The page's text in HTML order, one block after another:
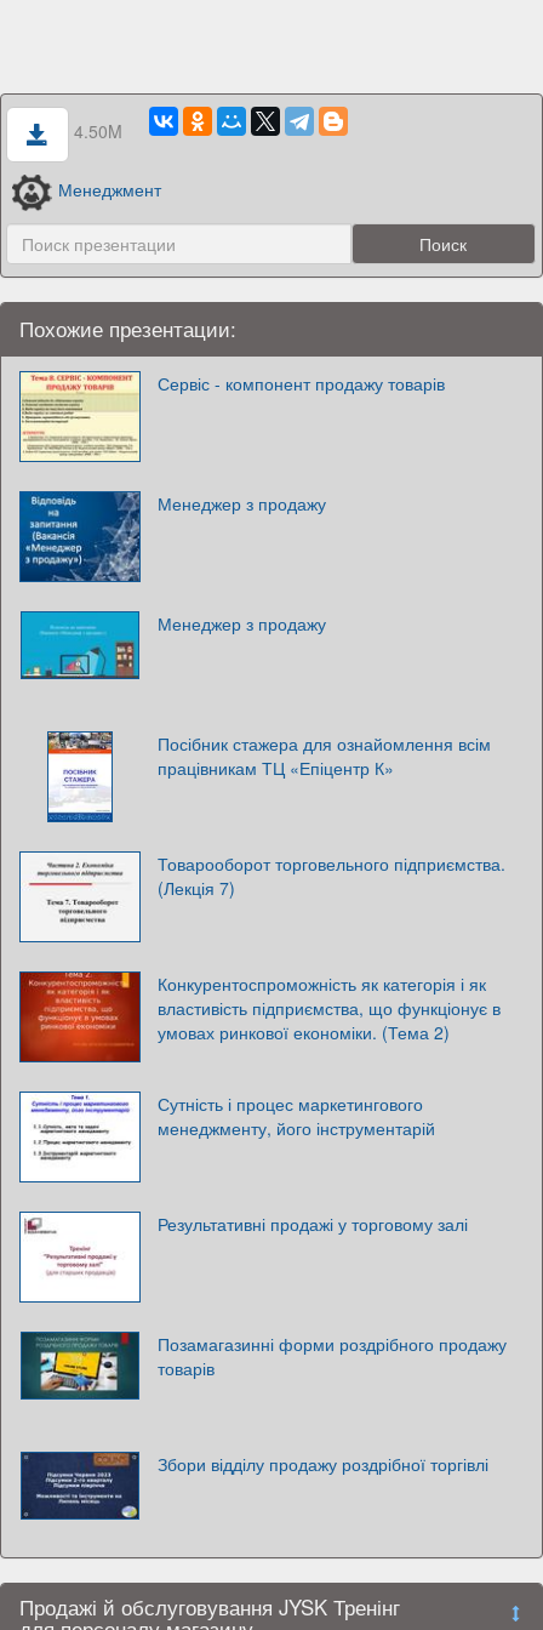
4.50M
Менеджмент
Похожие презентации:
Сервіс - компонент продажу товарів
Менеджер з продажу
Менеджер з продажу
Посібник стажера для ознайомлення всім
працівникам ТЦ «Епіцентр К»
Товарооборот торговельного підприємства.
(Лекція 7)
Конкурентоспроможність як категорія і як
властивість підприємства, що функціонує в
умовах ринкової економіки. (Тема 2)
Сутність і процес маркетингового
менеджменту, його інструментарій
Результативні продажі у торговому залі
Позамагазинні форми роздрібного продажу
товарів
Збори відділу продажу роздрібної торгівлі
Продажі й обслуговування JYSK Тренінг